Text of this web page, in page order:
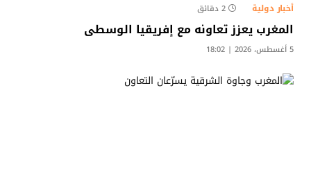
أخبار دولية 2 دقائق
المغرب يعزز تعاونه مع إفريقيا الوسطى
5 أغسطس، 2026 | 18:02